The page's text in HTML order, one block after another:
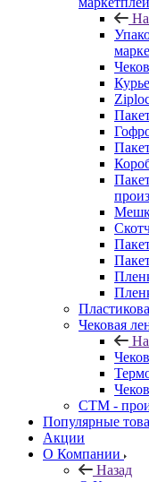
Чековая
СТМ -
Популярные
Акции
О Компании
Назад